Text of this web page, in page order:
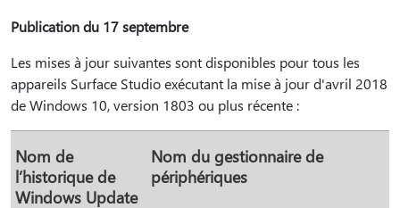
Publication du 17 septembre
Les mises à jour suivantes sont disponibles pour tous les
appareils Surface Studio exécutant la mise à jour d'avril 2018
de Windows 10, version 1803 ou plus récente :
Nom de
l’historique de
Windows Update
Nom du gestionnaire de
périphériques